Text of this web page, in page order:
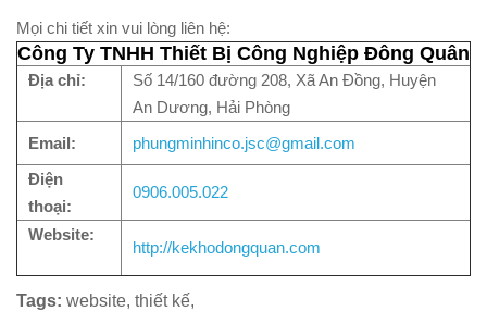
Mọi chi tiết xin vui lòng liên hệ:
Công Ty TNHH Thiết Bị Công Nghiệp Đông Quân
Địa chỉ:
Số 14/160 đường 208, Xã An Đồng, Huyện
An Dương, Hải Phòng
Email:
phungminhinco.jsc@gmail.com
Điện
thoại:
0906.005.022
Website:
http://kekhodongquan.com
Tags: website, thiết kế,